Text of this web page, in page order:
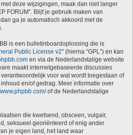
deze wijzigingen, maak dan niet langer
FORUM”. Blijf je gebruik maken van
ga je automatisch akkoord met de
is een bulletinboardoplossing die is
Public License v2” (hierna “GPL”) en kan
en via de Nederlandstalige website
maakt internetgebaseerde discussies
voor wat wordt toegestaan of
en/of gedrag. Meer informatie over
of de Nederlandstalige
die kwetsend, obsceen, vulgair,
seksueel georiënteerd of enig ander
je eigen land, het land waar